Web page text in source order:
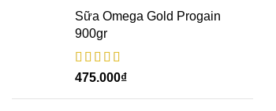
Sữa Omega Gold Progain
900gr
475.000₫